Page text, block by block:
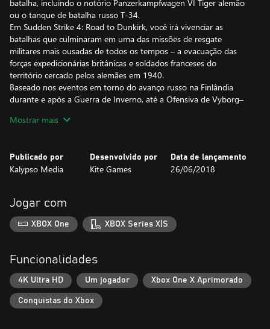
batalha, incluindo o notório Panzerkampfwagen VI Tiger alemão
ou o tanque de batalha russo T-34.
Em Sudden Strike 4: Road to Dunkirk, você irá vivenciar as
batalhas que culminaram em uma das missões de resgate
militares mais ousadas de todos os tempos – a evacuação das
forças expedicionárias britânicas e soldados franceses do
território cercado pelos alemães em 1940.
Baseado nos eventos em torno do avanço russo na Finlândia
durante e após a Guerra de Inverno, até a Ofensiva de Vyborg–
se foca nos conflitos militares mais icônicos da 2ª Guerra entre
exigentes e mais de 120 unidades militares autênticas, Sudden
Strike 4: European Battlefields Edition oferece centenas de horas
inimigos, prepare emboscadas perfeitas, ocupe instalações com
infantaria, frustre planos inimigos ou realize ataques aéreos
devastadores – você decide como abordar cada missão!
• Sudden Strike 4: European Battlefields Edition oferece uma
profundidade tática e ambientação histórica.
• O jogo principal e todos os complementos incluídos oferecem 5
campanhas com mais de 30 missões para testar sua habilidade
Mostrar mais
Publicado por
Kalypso Media
Desenvolvido por
Kite Games
Data de lançamento
26/06/2018
Jogar com
XBOX One XBOX Series X|S
Funcionalidades
4K Ultra HD Um jogador Xbox One X Aprimorado
Conquistas do Xbox